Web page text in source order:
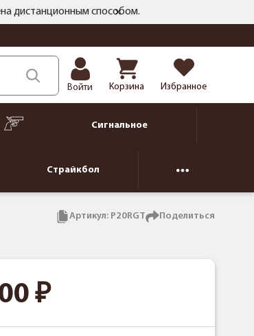
дистанционным способом.
Войти Корзина Избранное
Сигнальное
Страйкбол
Артикул: P20RGT Поделиться